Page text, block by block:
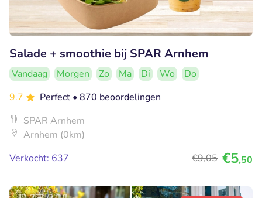
Salade + smoothie bij SPAR Arnhem
Vandaag Morgen Zo Ma Di Wo
Do
9.7
Perfect • 870 beoordelingen
SPAR Arnhem
Arnhem (0km)
Verkocht: 637
€9,05 €5,50